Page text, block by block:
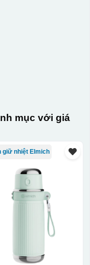
mục với giá
giữ nhiệt Elmich